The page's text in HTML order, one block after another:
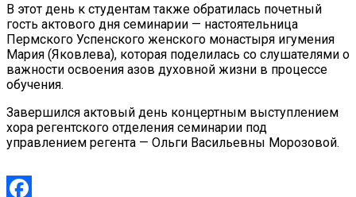
В этот день к студентам также обратилась почетный
гость актового дня семинарии — настоятельница
Пермского Успенского женского монастыря игумения
Мария (Яковлева), которая поделилась со слушателями о
важности освоения азов духовной жизни в процессе
обучения.
Завершился актовый день концертным выступлением
хора регентского отделения семинарии под
управлением регента — Ольги Васильевны Морозовой.